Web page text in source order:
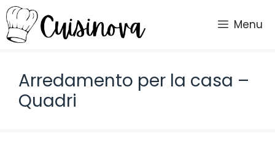
Vai
al
contenuto
Menu
Arredamento per la casa –
Quadri